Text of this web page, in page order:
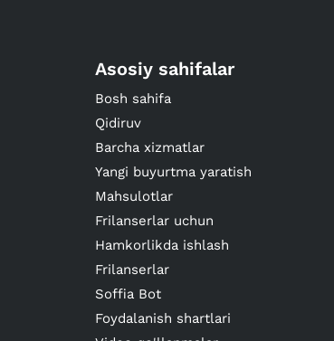
Asosiy sahifalar
Bosh sahifa
Qidiruv
Barcha xizmatlar
Yangi buyurtma yaratish
Mahsulotlar
Frilanserlar uchun
Hamkorlikda ishlash
Frilanserlar
Soffia Bot
Foydalanish shartlari